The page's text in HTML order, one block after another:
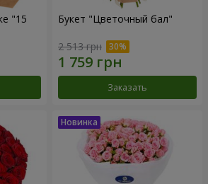
"15 Букет "Цветочный бал"
2 513 грн
Заказать